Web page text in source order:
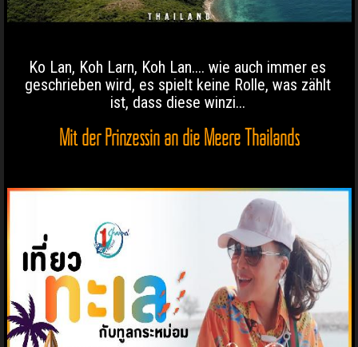
Ko Lan, Koh Larn, Koh Lan.... wie auch immer es
geschrieben wird, es spielt keine Rolle, was zählt
ist, dass diese winzi...
Mit der Prinzessin an die Meere Thailands